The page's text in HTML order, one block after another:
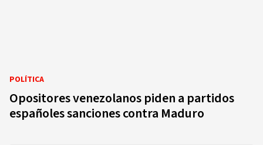
POLÍTICA
Opositores venezolanos piden a partidos
españoles sanciones contra Maduro